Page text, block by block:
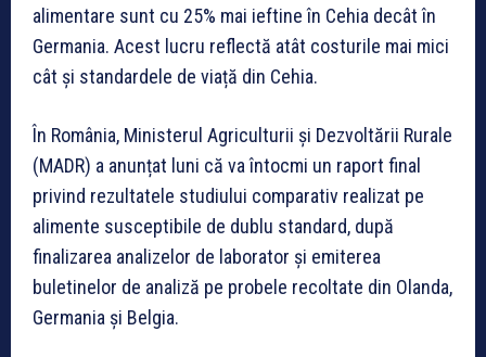
alimentare sunt cu 25% mai ieftine în Cehia decât în
Germania. Acest lucru reflectă atât costurile mai mici
cât și standardele de viață din Cehia.
În România, Ministerul Agriculturii și Dezvoltării Rurale
(MADR) a anunțat luni că va întocmi un raport final
privind rezultatele studiului comparativ realizat pe
alimente susceptibile de dublu standard, după
finalizarea analizelor de laborator și emiterea
buletinelor de analiză pe probele recoltate din Olanda,
Germania și Belgia.